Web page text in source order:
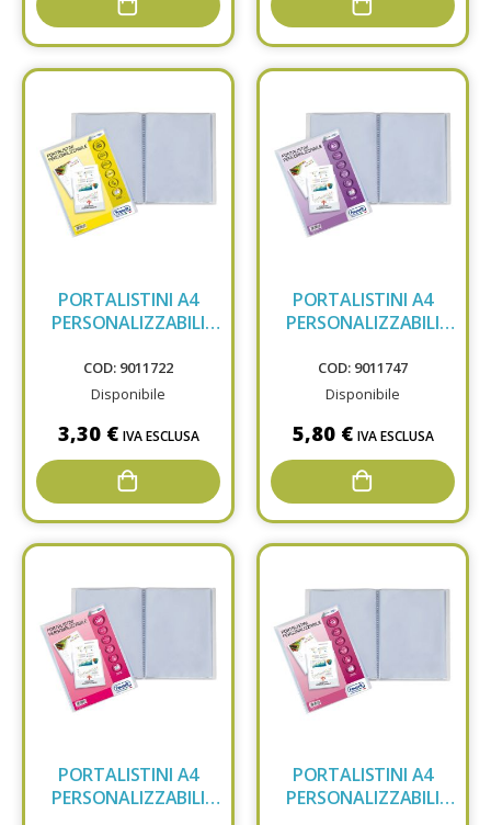
PORTALISTINI A4
PERSONALIZZABILI
COD: 9011722
Disponibile
3,30 € IVA ESCLUSA
PORTALISTINI A4
PERSONALIZZABILI
COD: 9011747
Disponibile
5,80 € IVA ESCLUSA
PORTALISTINI A4
PERSONALIZZABILI
PORTALISTINI A4
PERSONALIZZABILI